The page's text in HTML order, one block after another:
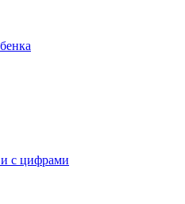
с цифрами